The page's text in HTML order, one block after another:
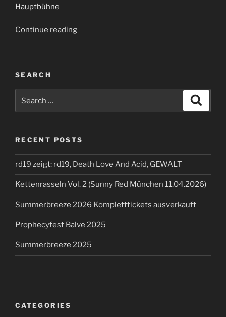
Hauptbühne
Continue reading“Voidfest
SEARCH
RECENT POSTS
rd19 zeigt: rd19, Death Love And Acid, GEWALT
Kettenrasseln Vol. 2 (Sunny Red München 11.04.2026)
Summerbreeze 2026 Kompletttickets ausverkauft
Prophecyfest Balve 2025
Summerbreeze 2025
CATEGORIES